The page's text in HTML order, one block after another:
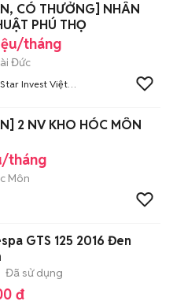
CÓ THƯỞNG] NHÂN
PHÚ THỌ
tháng
Đức
Invest Việt
2 NV KHO HÓC MÔN
tháng
Môn
GTS 125 2016 Đen
Đã sử dụng
đ